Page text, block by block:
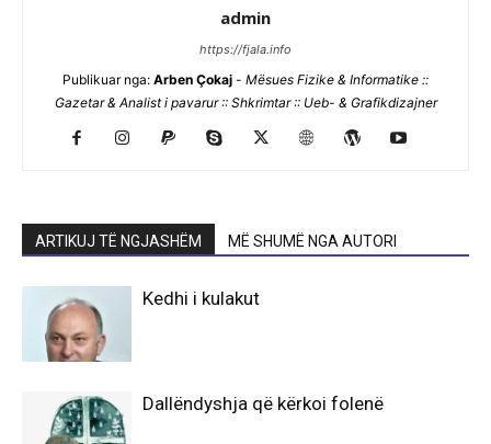
admin
https://fjala.info
Publikuar nga: Arben Çokaj - Mësues Fizike & Informatike ::
Gazetar & Analist i pavarur :: Shkrimtar :: Ueb- & Grafikdizajner
ARTIKUJ TË NGJASHËM MË SHUMË NGA AUTORI
Kedhi i kulakut
Dallëndyshja që kërkoi folenë